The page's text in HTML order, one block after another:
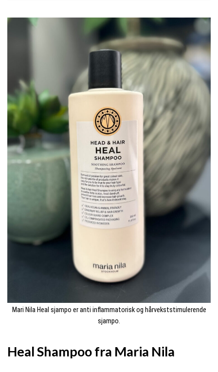
Mari Nila Heal sjampo er anti inflammatorisk og hårvekststimulerende
sjampo.
Heal Shampoo fra Maria Nila